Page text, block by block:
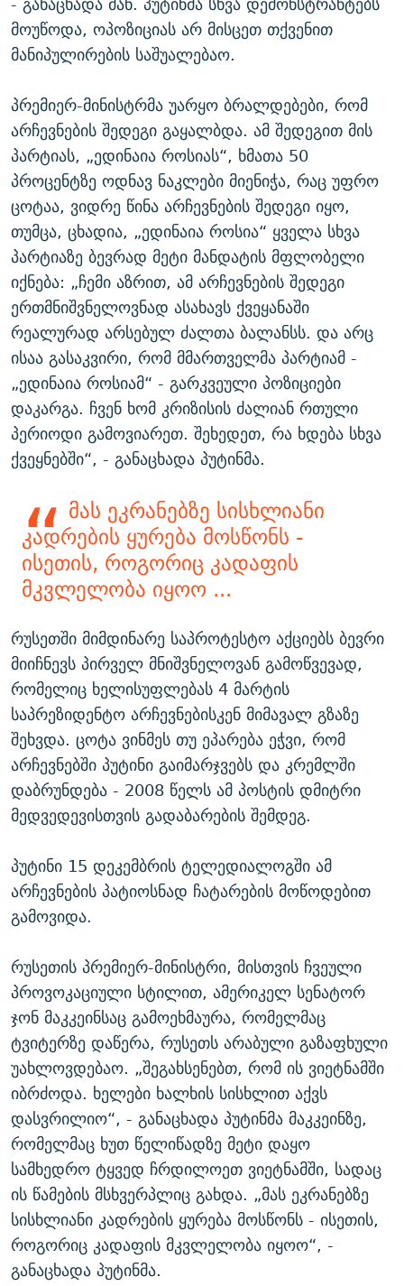
მოუწოდა, ოპოზიციას არ მისცეთ თქვენით
მანიპულირების საშუალებაო.
პრემიერ-მინისტრმა უარყო ბრალდებები, რომ
არჩევნების შედეგი გაყალბდა. ამ შედეგით მის
პარტიას, „ედინაია როსიას“, ხმათა 50
პროცენტზე ოდნავ ნაკლები მიენიჭა, რაც უფრო
ცოტაა, ვიდრე წინა არჩევნების შედეგი იყო,
თუმცა, ცხადია, „ედინაია როსია“ ყველა სხვა
პარტიაზე ბევრად მეტი მანდატის მფლობელი
იქნება: „ჩემი აზრით, ამ არჩევნების შედეგი
ერთმნიშვნელოვნად ასახავს ქვეყანაში
რეალურად არსებულ ძალთა ბალანსს. და არც
ისაა გასაკვირი, რომ მმართველმა პარტიამ -
„ედინაია როსიამ“ - გარკვეული პოზიციები
დაკარგა. ჩვენ ხომ კრიზისის ძალიან რთული
პერიოდი გამოვიარეთ. შეხედეთ, რა ხდება სხვა
ქვეყნებში“, - განაცხადა პუტინმა.
მას ეკრანებზე სისხლიანი
კადრების ყურება მოსწონს -
ისეთის, როგორიც კადაფის
მკვლელობა იყოო ...
რუსეთში მიმდინარე საპროტესტო აქციებს ბევრი
მიიჩნევს პირველ მნიშვნელოვან გამოწვევად,
რომელიც ხელისუფლებას 4 მარტის
საპრეზიდენტო არჩევნებისკენ მიმავალ გზაზე
შეხვდა. ცოტა ვინმეს თუ ეპარება ეჭვი, რომ
არჩევნებში პუტინი გაიმარჯვებს და კრემლში
დაბრუნდება - 2008 წელს ამ პოსტის დმიტრი
მედვედევისთვის გადაბარების შემდეგ.
პუტინი 15 დეკემბრის ტელედიალოგში ამ
არჩევნების პატიოსნად ჩატარების მოწოდებით
გამოვიდა.
რუსეთის პრემიერ-მინისტრი, მისთვის ჩვეული
პროვოკაციული სტილით, ამერიკელ სენატორ
ჯონ მაკკეინსაც გამოეხმაურა, რომელმაც
ტვიტერზე დაწერა, რუსეთს არაბული გაზაფხული
უახლოვდებაო. „შეგახსენებთ, რომ ის ვიეტნამში
იბრძოდა. ხელები ხალხის სისხლით აქვს
დასვრილიო“, - განაცხადა პუტინმა მაკკეინზე,
რომელმაც ხუთ წელიწადზე მეტი დაყო
სამხედრო ტყვედ ჩრდილოეთ ვიეტნამში, სადაც
ის წამების მსხვერპლიც გახდა. „მას ეკრანებზე
სისხლიანი კადრების ყურება მოსწონს - ისეთის,
როგორიც კადაფის მკვლელობა იყოო“, -
განაცხადა პუტინმა.